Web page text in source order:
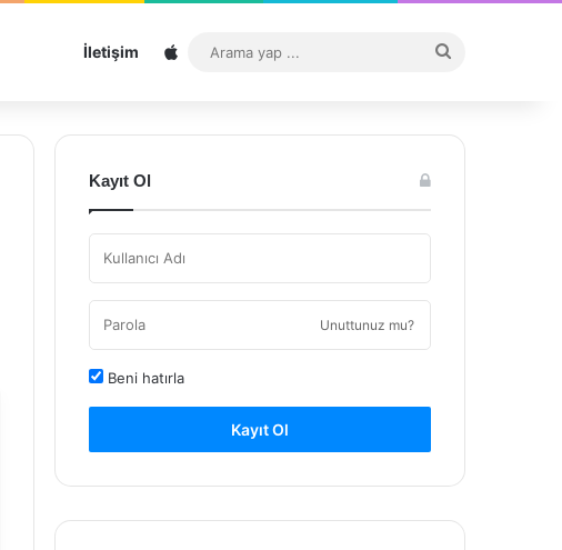
İletişim Sitemap
...
Kayıt Ol
Unuttunuz mu?
Beni hatırla
Kayıt Ol